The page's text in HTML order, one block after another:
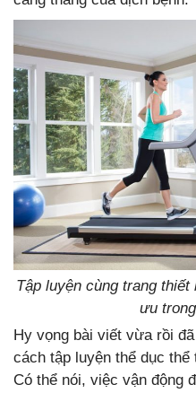
Tập luyện cùng trang
ưu
Hy vọng bài viết vừa rồi
cách tập luyện thể dục thể
Có thể nói, việc vận động